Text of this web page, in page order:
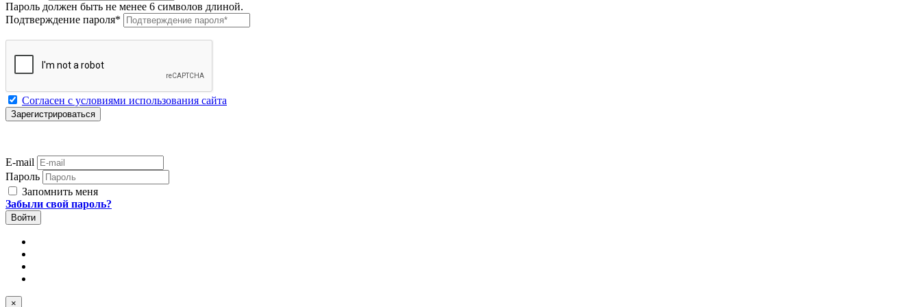
Пароль должен быть не менее 6 символов длиной.
Подтверждение пароля*
Согласен с условиями использования сайта
E-mail
Пароль
Запомнить меня
Забыли свой пароль?
×